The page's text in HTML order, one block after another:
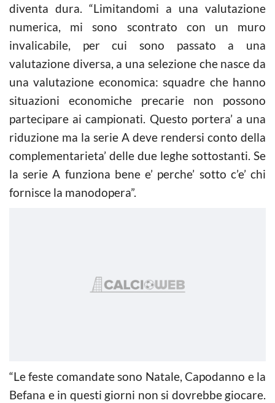
diventa dura. “Limitandomi a una valutazione
numerica, mi sono scontrato con un muro
invalicabile, per cui sono passato a una
valutazione diversa, a una selezione che nasce da
una valutazione economica: squadre che hanno
situazioni economiche precarie non possono
partecipare ai campionati. Questo portera’ a una
riduzione ma la serie A deve rendersi conto della
complementarieta’ delle due leghe sottostanti. Se
la serie A funziona bene e’ perche’ sotto c’e’ chi
fornisce la manodopera”.
“Le feste comandate sono Natale, Capodanno e la
Befana e in questi giorni non si dovrebbe giocare.